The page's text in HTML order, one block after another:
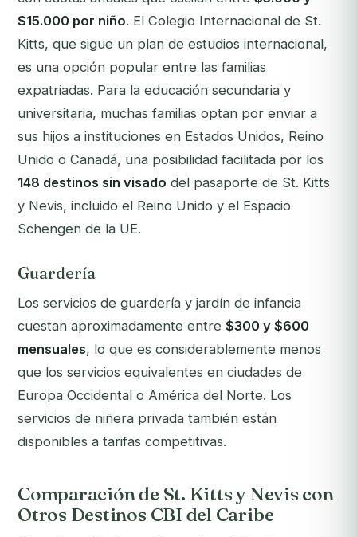
$15.000 por niño. El Colegio Internacional de St.
Kitts, que sigue un plan de estudios internacional,
es una opción popular entre las familias
expatriadas. Para la educación secundaria y
universitaria, muchas familias optan por enviar a
sus hijos a instituciones en Estados Unidos, Reino
Unido o Canadá, una posibilidad facilitada por los
148 destinos sin visado del pasaporte de St. Kitts
y Nevis, incluido el Reino Unido y el Espacio
Schengen de la UE.
Guardería
Los servicios de guardería y jardín de infancia
cuestan aproximadamente entre $300 y $600
mensuales, lo que es considerablemente menos
que los servicios equivalentes en ciudades de
Europa Occidental o América del Norte. Los
servicios de niñera privada también están
disponibles a tarifas competitivas.
Comparación de St. Kitts y Nevis con
Otros Destinos CBI del Caribe